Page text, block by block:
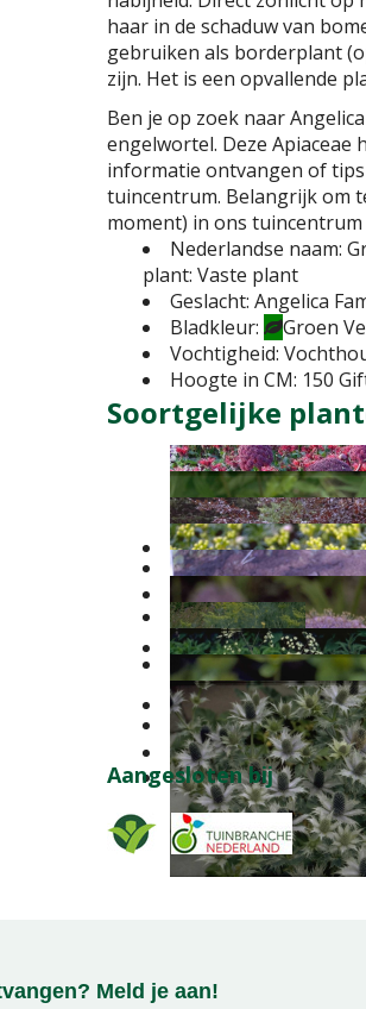
haar in de schaduw van
gebruiken als borderplant
zijn. Het is een opvallende
Ben je op zoek naar
engelwortel. Deze Apiaceae
informatie ontvangen of tips
tuincentrum. Belangrijk om
moment) in ons
Nederlandse naam:
plant: Vaste plant
Geslacht: Angelica
Bladkleur:
Groen
Vochtigheid:
Hoogte in CM: 150
Soortgelijke
Dille
Aangesloten bij
Meld je aan!